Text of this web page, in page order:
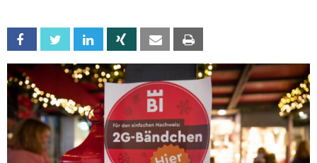
Facebook Twitter Linkedin Xing Email